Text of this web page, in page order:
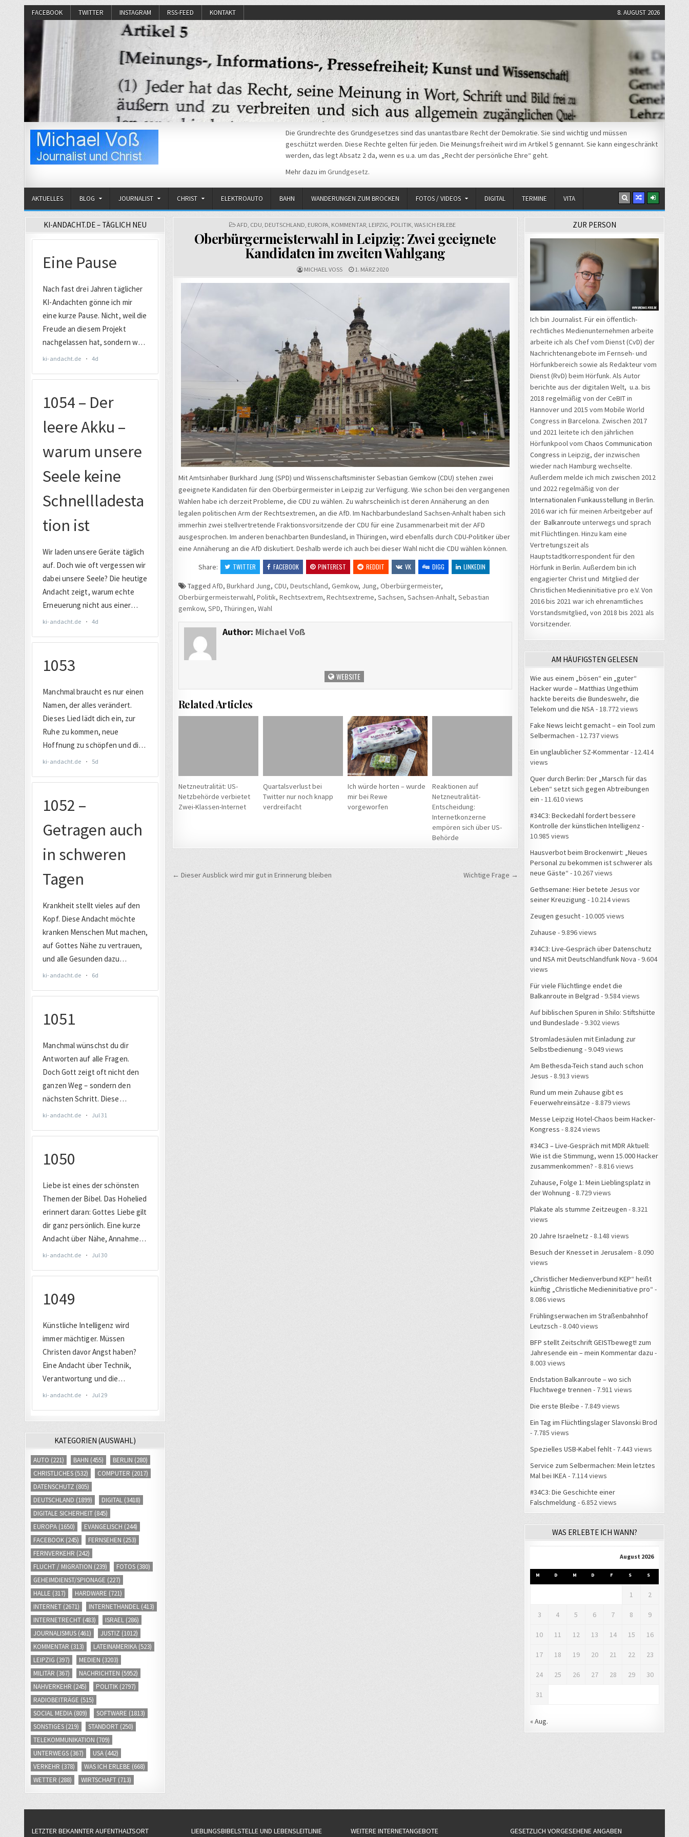
FACEBOOK TWITTER INSTAGRAM RSS-FEED KONTAKT 8. AUGUST 2026
Die Grundrechte des Grundgesetzes sind das unantastbare Recht der Demokratie. Sie sind wichtig und müssen
geschützt werden. Diese Rechte gelten für jeden. Die Meinungsfreiheit wird im Artikel 5 gennannt. Sie kann eingeschränkt
werden, das legt Absatz 2 da, wenn es u.a. um das „Recht der persönliche Ehre“ geht.
Mehr dazu im Grundgesetz.
AKTUELLES BLOG JOURNALIST CHRIST ELEKTROAUTO BAHN WANDERUNGEN ZUM BROCKEN FOTOS / VIDEOS DIGITAL TERMINE VITA
POSTED
AFD CDU DEUTSCHLAND EUROPA KOMMENTAR LEIPZIG POLITIK ,WAS ICH ERLEBE
Oberbürgermeisterwahl in Leipzig: Zwei geeignete
Kandidaten im zweiten Wahlgang
MICHAEL VOSS 1. MÄRZ 2020
Mit Amtsinhaber Burkhard Jung (SPD) und Wissenschaftsminister Sebastian Gemkow (CDU) stehen zwei
geeignete Kandidaten für den Oberbürgermeister in Leipzig zur Verfügung. Wie schon bei den vergangenen
Wahlen habe ich derzeit Probleme, die CDU zu wählen. Zu wahrscheinlich ist deren Annäherung an den
legalen politischen Arm der Rechtsextremen, an die AfD. Im Nachbarbundesland Sachsen-Anhalt haben sich
immerhin zwei stellvertretende Fraktionsvorsitzende der CDU für eine Zusammenarbeit mit der AFD
ausgesprochen. Im anderen benachbarten Bundesland, in Thüringen, wird ebenfalls durch CDU-Politiker über
eine Annäherung an die AfD diskutiert. Deshalb werde ich auch bei dieser Wahl nicht die CDU wählen können.
Share:
TWITTER FACEBOOK PINTEREST REDDIT VK DIGG LINKEDIN
Tagged AfD, Burkhard Jung, CDU, Deutschland, Gemkow, Jung, Oberbürgermeister,
Oberbürgermeisterwahl, Politik, Rechtsextrem, Rechtsextreme, Sachsen, Sachsen-Anhalt, Sebastian
gemkow, SPD, Thüringen, Wahl
Author: Michael Voß
WEBSITE
Related Articles
Netzneutralität: US-
Netzbehörde verbietet
Zwei-Klassen-Internet
Quartalsverlust bei
Twitter nur noch knapp
verdreifacht
Ich würde horten – wurde
mir bei Rewe
vorgeworfen
Reaktionen auf
Netzneutralität-
Entscheidung:
Internetkonzerne
empören sich über US-
Behörde
Beitragsnavigation Wichtige Frage →
← Dieser Ausblick wird mir gut in Erinnerung bleiben
KI-ANDACHT.DE – TÄGLICH NEU
KATEGORIEN (AUSWAHL)
AUTO (221) BAHN (455) BERLIN (280)
CHRISTLICHES (532) COMPUTER (2017)
DATENSCHUTZ (805)
DEUTSCHLAND (1899) DIGITAL (3418)
DIGITALE SICHERHEIT (845)
EUROPA (1650) EVANGELISCH (244)
FACEBOOK (245) FERNSEHEN (253)
FERNVERKEHR (242)
FLUCHT / MIGRATION (239) FOTOS (380)
GEHEIMDIENST/SPIONAGE (227)
HALLE (317) HARDWARE (721)
INTERNET (2671) INTERNETHANDEL (413)
INTERNETRECHT (483) ISRAEL (286)
JOURNALISMUS (461) JUSTIZ (1012)
KOMMENTAR (313) LATEINAMERIKA (523)
LEIPZIG (397) MEDIEN (3203)
MILITÄR (367) NACHRICHTEN (5952)
NAHVERKEHR (245) POLITIK (2797)
RADIOBEITRÄGE (515)
SOCIAL MEDIA (809) SOFTWARE (1813)
SONSTIGES (219) STANDORT (250)
TELEKOMMUNIKATION (709)
UNTERWEGS (367) USA (442)
VERKEHR (378) WAS ICH ERLEBE (668)
WETTER (288) WIRTSCHAFT (713)
ZUR PERSON
Ich bin Journalist. Für ein öffentlich-
rechtliches Medienunternehmen arbeite
arbeite ich als Chef vom Dienst (CvD) der
Nachrichtenangebote im Fernseh- und
Hörfunkbereich sowie als Redakteur vom
Dienst (RvD) beim Hörfunk. Als Autor
berichte aus der digitalen Welt, u.a. bis
2018 regelmäßig von der CeBIT in
Hannover und 2015 vom Mobile World
Congress in Barcelona. Zwischen 2017
und 2021 leitete ich den jährlichen
Hörfunkpool vom Chaos Communication
Congress in Leipzig, der inzwischen
wieder nach Hamburg wechselte.
Außerdem melde ich mich zwischen 2012
und 2022 regelmäßig von der
Internationalen Funkausstellung in Berlin.
2016 war ich für meinen Arbeitgeber auf
der Balkanroute unterwegs und sprach
mit Flüchtlingen. Hinzu kam eine
Vertretungszeit als
Hauptstadtkorrespondent für den
Hörfunk in Berlin. Außerdem bin ich
engagierter Christ und Mitglied der
Christlichen Medieninitiative pro e.V. Von
2016 bis 2021 war ich ehrenamtliches
Vorstandsmitglied, von 2018 bis 2021 als
Vorsitzender.
AM HÄUFIGSTEN GELESEN
Wie aus einem „bösen“ ein „guter“
Hacker wurde – Matthias Ungethüm
hackte bereits die Bundeswehr, die
Telekom und die NSA - 18.772 views
Fake News leicht gemacht – ein Tool zum
Selbermachen - 12.737 views
Ein unglaublicher SZ-Kommentar- 12.414
views
Quer durch Berlin: Der „Marsch für das
Leben“ setzt sich gegen Abtreibungen
ein - 11.610 views
#34C3: Beckedahl fordert bessere
Kontrolle der künstlichen Intelligenz -
10.985 views
Hausverbot beim Brockenwirt: „Neues
Personal zu bekommen ist schwerer als
neue Gäste“ - 10.267 views
Gethsemane: Hier betete Jesus vor
seiner Kreuzigung - 10.214 views
Zeugen gesucht- 10.005 views
Zuhause - 9.896 views
#34C3: Live-Gespräch über Datenschutz
und NSA mit Deutschlandfunk Nova - 9.604
views
Für viele Flüchtlinge endet die
Balkanroute in Belgrad - 9.584 views
Auf biblischen Spuren in Shilo: Stiftshütte
und Bundeslade - 9.302 views
Stromladesäulen mit Einladung zur
Selbstbedienung - 9.049 views
Am Bethesda-Teich stand auch schon
Jesus - 8.913 views
Rund um mein Zuhause gibt es
Feuerwehreinsätze - 8.879 views
Messe Leipzig Hotel-Chaos beim Hacker-
Kongress - 8.824 views
#34C3 – Live-Gespräch mit MDR Aktuell:
Wie ist die Stimmung, wenn 15.000 Hacker
zusammenkommen? - 8.816 views
Zuhause, Folge 1: Mein Lieblingsplatz in
der Wohnung - 8.729 views
Plakate als stumme Zeitzeugen - 8.321
views
20 Jahre Israelnetz - 8.148 views
Besuch der Knesset in Jerusalem - 8.090
views
„Christlicher Medienverbund KEP“ heißt
künftig „Christliche Medieninitiative pro“ -
8.086 views
Frühlingserwachen im Straßenbahnhof
Leutzsch - 8.040 views
BFP stellt Zeitschrift GEISTbewegt! zum
Jahresende ein – mein Kommentar dazu -
8.003 views
Endstation Balkanroute – wo sich
Fluchtwege trennen - 7.911 views
Die erste Bleibe - 7.849 views
Ein Tag im Flüchtlingslager Slavonski Brod
- 7.785 views
Spezielles USB-Kabel fehlt- 7.443 views
Service zum Selbermachen: Mein letztes
Mal bei IKEA - 7.114 views
#34C3: Die Geschichte einer
Falschmeldung - 6.852 views
WAS ERLEBTE ICH WANN?
August 2026
M D M D F S S
1 2
3 4 5 6 7 8 9
10 11 12 13 14 15 16
17 18 19 20 21 22 23
24 25 26 27 28 29 30
31
« Aug.
LETZTER BEKANNTER AUFENTHALTSORT LIEBLINGSBIBELSTELLE UND LEBENSLEITLINIE WEITERE INTERNETANGEBOTE GESETZLICH VORGESEHENE ANGABEN